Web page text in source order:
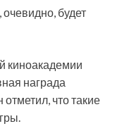
будет
киноакадемии
награда
что такие